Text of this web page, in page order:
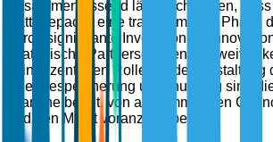
Zusammenfassend lässt sich sagen,
Batteriepacks eine transformative Phase
durch signifikante Investitionen,
strategische Partnerschaften weltweit
seiner zentralen Rolle bei der Gestaltung
Energiespeicherung und -nutzung sind
Branche bereit, von aufkommenden
und den Markt voranzutreiben.